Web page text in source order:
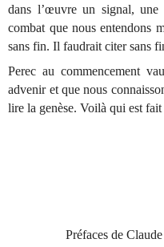
dans l’œuvre un signal, une
combat que nous entendons
sans fin. Il faudrait citer sans
Perec au commencement
advenir et que nous
lire la genèse. Voilà qui est
Préfaces de